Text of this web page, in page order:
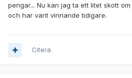
pengar... Nu kan jag ta ett litet skott
och har varit vinnande tidigare.
Citera